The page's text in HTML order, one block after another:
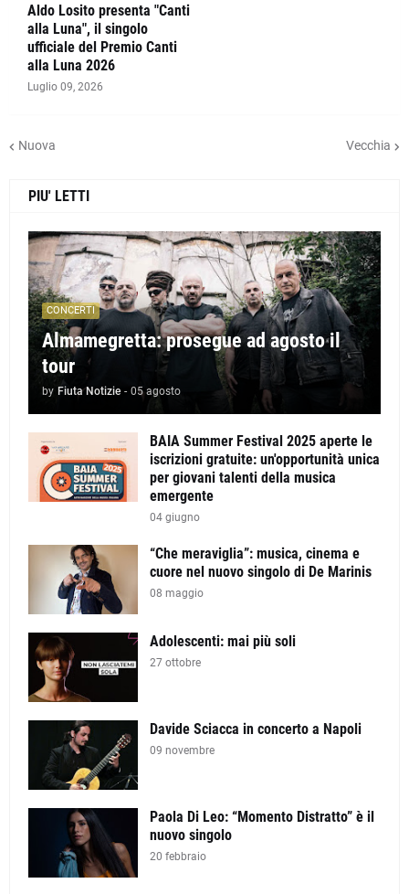
Aldo Losito presenta "Canti
alla Luna", il singolo
ufficiale del Premio Canti
alla Luna 2026
Luglio 09, 2026
Nuova Vecchia
PIU' LETTI
CONCERTI
Almamegretta: prosegue ad agosto il
tour
by Fiuta Notizie - 05 agosto
BAIA Summer Festival 2025 aperte le
iscrizioni gratuite: un'opportunità unica
per giovani talenti della musica
emergente
04 giugno
“Che meraviglia”: musica, cinema e
cuore nel nuovo singolo di De Marinis
08 maggio
Adolescenti: mai più soli
27 ottobre
Davide Sciacca in concerto a Napoli
09 novembre
Paola Di Leo: “Momento Distratto” è il
nuovo singolo
20 febbraio